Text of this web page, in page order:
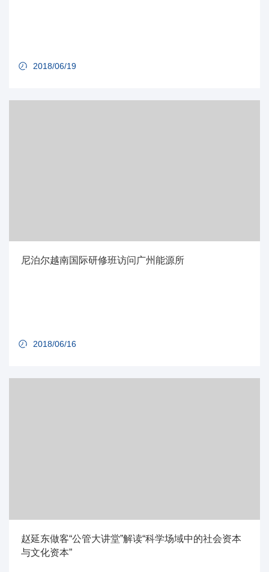
2018/06/19
尼泊尔越南国际研修班访问广州能源所
2018/06/16
赵延东做客“公管大讲堂”解读“科学场域中的社会资本
与文化资本”